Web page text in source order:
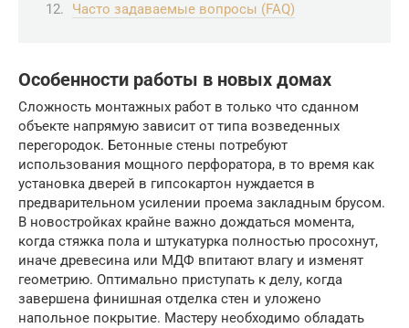
Часто задаваемые вопросы (FAQ)
Особенности работы в новых домах
Сложность монтажных работ в только что сданном
объекте напрямую зависит от типа возведенных
перегородок. Бетонные стены потребуют
использования мощного перфоратора, в то время как
установка дверей в гипсокартон нуждается в
предварительном усилении проема закладным брусом.
В новостройках крайне важно дождаться момента,
когда стяжка пола и штукатурка полностью просохнут,
иначе древесина или МДФ впитают влагу и изменят
геометрию. Оптимально приступать к делу, когда
завершена финишная отделка стен и уложено
напольное покрытие. Мастеру необходимо обладать